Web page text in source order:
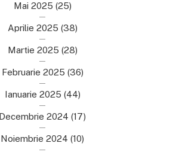
Mai 2025 (25)
Aprilie 2025 (38)
Martie 2025 (28)
Februarie 2025 (36)
Ianuarie 2025 (44)
Decembrie 2024 (17)
Noiembrie 2024 (10)